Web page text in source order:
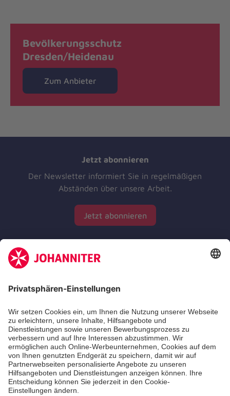
Bevölkerungsschutz
Dresden/Heidenau
Zum Anbieter
Jetzt abonnieren
Der Newsletter informiert Sie in regelmäßigen
Abständen über unsere Arbeit.
Jetzt abonnieren
Zertifizierung der Johanniter-Unfall-Hilfe e.V.
Die Johanniter GmbH führt das Spendenzertifikat
des Deutschen Spendenrats e.V.